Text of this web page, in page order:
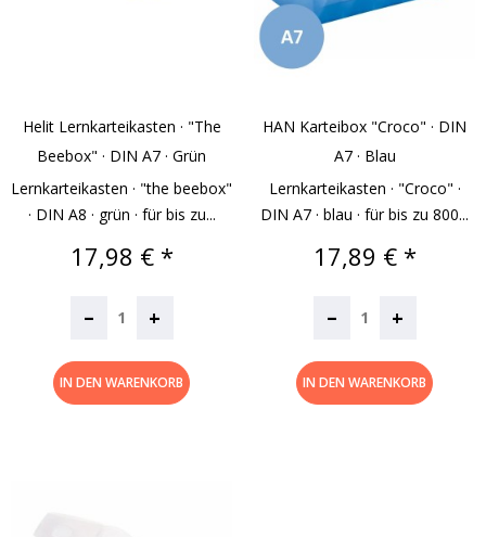
Helit Lernkarteikasten · "the
Beebox" · DIN A7 · Grün
Lernkarteikasten · "the beebox"
· DIN A8 · grün · für bis zu...
Preis
17,98 € *
– +
IN DEN WARENKORB
HAN Karteibox "Croco" · DIN
A7 · Blau
Lernkarteikasten · "Croco" ·
DIN A7 · blau · für bis zu 800...
Preis
17,89 € *
– +
IN DEN WARENKORB